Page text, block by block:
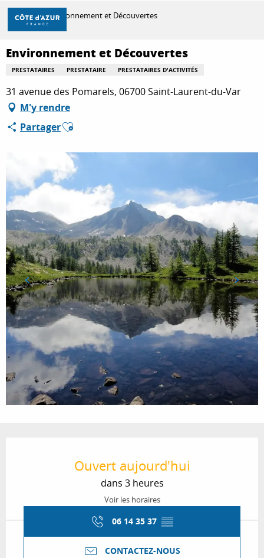
Aller
contenu
principal
DÉCOUVRIR
À FAIRE
SÉJOURNER
Accueil Environnement et Découvertes
Environnement et Découvertes
PRESTATAIRES PRESTATAIRE PRESTATAIRES D'ACTIVITÉS
31 avenue des Pomarels, 06700 Saint-Laurent-du-Var
M'y rendre
PartagerAjouter aux favoris
Ouvert aujourd'hui
dans 3 heures
Voir les horaires
06 14 35 37 ▒▒
CONTACTEZ-NOUS